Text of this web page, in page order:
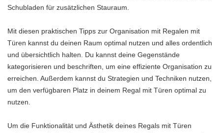
Schubladen für zusätzlichen Stauraum.
Mit diesen praktischen Tipps zur Organisation mit Regalen mit
Türen kannst du deinen Raum optimal nutzen und alles ordentlich
und übersichtlich halten. Du kannst deine Gegenstände
kategorisieren und beschriften, um eine effiziente Organisation zu
erreichen. Außerdem kannst du Strategien und Techniken nutzen,
um den verfügbaren Platz in deinem Regal mit Türen optimal zu
nutzen.
Um die Funktionalität und Ästhetik deines Regals mit Türen